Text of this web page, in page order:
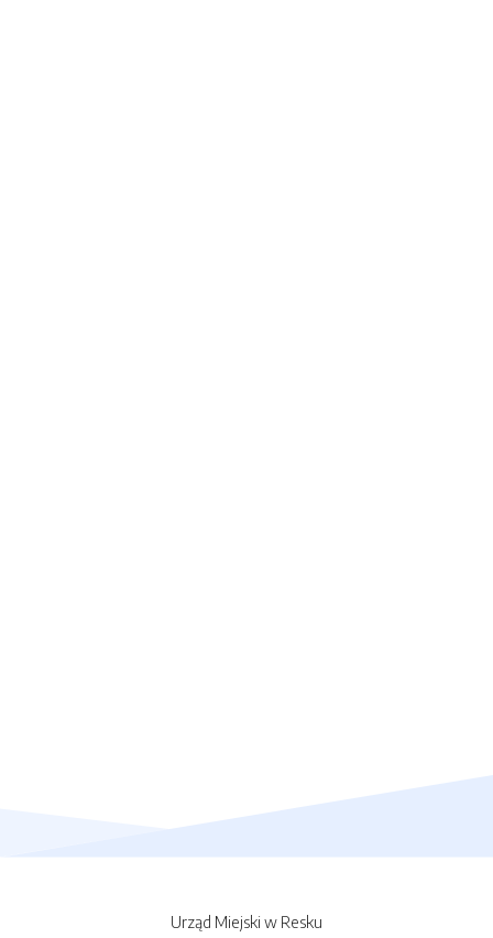
Urząd Miejski w Resku